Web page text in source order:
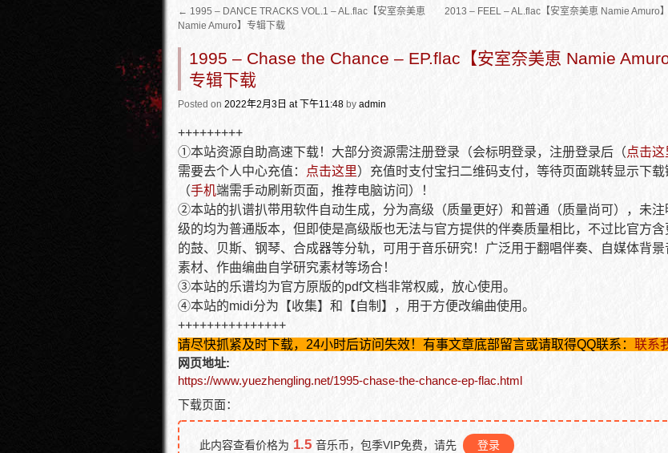
← 1995 – DANCE TRACKS VOL.1 – AL.flac【安室奈美恵
Namie Amuro】专辑下载
2013 – FEEL – AL.flac【安室奈美恵 Namie Amuro
1995 – Chase the Chance – EP.flac【安室奈美恵 Namie Amuro
专辑下载
Posted on 2022年2月3日 at 下午11:48 by admin
+++++++++
①本站资源自助高速下载！大部分资源需注册登录（会标明登录，注册登录后（点击这
需要去个人中心充值：
点击这里）充值时支付宝扫二维码支付，等待页面跳转显示下载
（手机端需手动刷新页面，推荐电脑访问）！
②本站的扒谱扒带用软件自动生成，分为高级（质量更好）和普通（质量尚可），未注
级的均为普通版本，但即使是高级版也无法与官方提供的伴奏质量相比，不过比官方含
的鼓、贝斯、钢琴、合成器等分轨，可用于音乐研究！广泛用于翻唱伴奏、自媒体背景
素材、作曲编曲自学研究素材等场合！
③本站的乐谱均为官方原版的pdf文档非常权威，放心使用。
④本站的midi分为【收集】和【自制】，用于方便改编曲使用。
+++++++++++++++
请尽快抓紧及时下载，24小时后访问失效！有事文章底部留言或请取得QQ联系： 联系
网页地址:
https://www.yuezhengling.net/1995-chase-the-chance-ep-flac.html
下载页面：
此内容查看价格为 1.5 音乐币，包季VIP免费，请先 登录